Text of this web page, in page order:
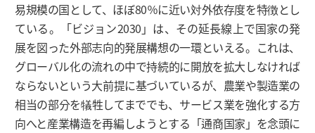
易規模の国として、ほぼ80％に近い対外依存度を特徴とし
ている。「ビジョン2030」は、その延長線上で国家の発
展を図った外部志向的発展構想の一環といえる。これは、
グローバル化の流れの中で持続的に開放を拡大しなければ
ならないという大前提に基づいているが、農業や製造業の
相当の部分を犠牲してまででも、サービス業を強化する方
向へと産業構造を再編しようとする「通商国家」を念頭に